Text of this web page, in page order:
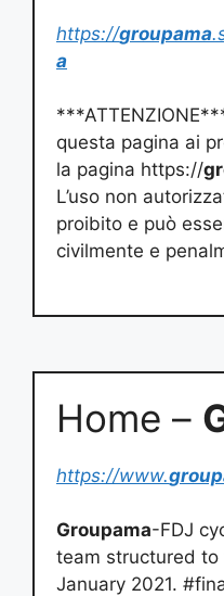
https://groupama
a
questa pagina ai
la pagina https://
L’uso non
proibito e può
civilmente e
Home –
https://www.
Groupama-FDJ
team structured to
January 2021.